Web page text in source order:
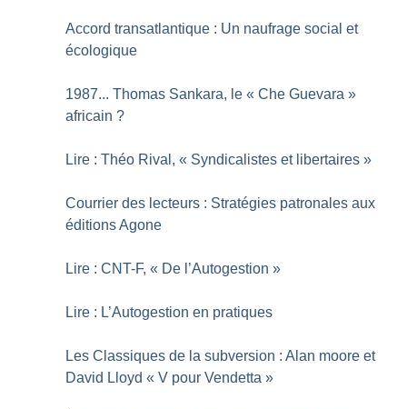
Accord transatlantique : Un naufrage social et
écologique
1987... Thomas Sankara, le « Che Guevara »
africain ?
Lire : Théo Rival, « Syndicalistes et libertaires »
Courrier des lecteurs : Stratégies patronales aux
éditions Agone
Lire : CNT-F, « De l’Autogestion »
Lire : L’Autogestion en pratiques
Les Classiques de la subversion : Alan moore et
David Lloyd « V pour Vendetta »